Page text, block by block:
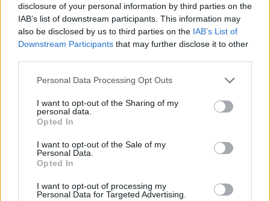
disclosure of your personal information by third parties on the
IAB’s list of downstream participants. This information may
also be disclosed by us to third parties on the IAB’s List of
Downstream Participants that may further disclose it to other
Please note that this website/app uses one or more Google
not limited to your visit or usage behaviour. You may click to
grant or deny consent to Google and its third-party tags to
use your data for below specified purposes in below Google
consent section.
Personal Data Processing Opt Outs
I want to opt-out of the Sharing of my
personal data.
Opted In
I want to opt-out of the Sale of my
Personal Data.
Opted In
I want to opt-out of processing my
Personal Data for Targeted Advertising.
Tánccal, zeneszóval és vásárral telik meg
Ismét a Kárpát-medencei folklór és a hagyományőrzés
központjává válik Jászberény, ma indul a XXXIV. Csángó
Fesztivált....
JNSZ megyei hírek